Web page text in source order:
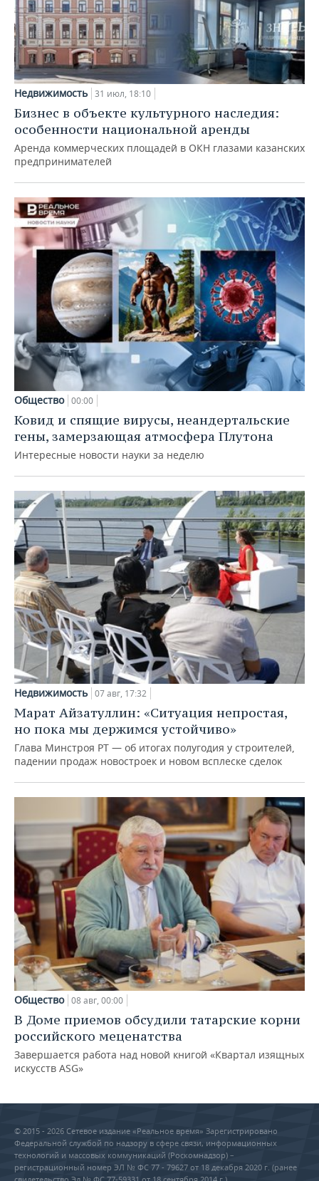
Недвижимость 31 июл, 18:10
Бизнес в объекте культурного наследия:
особенности национальной аренды
Аренда коммерческих площадей в ОКН глазами казанских
предпринимателей
Общество 00:00
Ковид и спящие вирусы, неандертальские
гены, замерзающая атмосфера Плутона
Интересные новости науки за неделю
Недвижимость 07 авг, 17:32
Марат Айзатуллин: «Ситуация непростая,
но пока мы держимся устойчиво»
Глава Минстроя РТ — об итогах полугодия у строителей,
падении продаж новостроек и новом всплеске сделок
Общество 08 авг, 00:00
В Доме приемов обсудили татарские корни
российского меценатства
Завершается работа над новой книгой «Квартал изящных
искусств ASG»
© 2015 - 2026 Сетевое издание «Реальное время» Зарегистрировано
Федеральной службой по надзору в сфере связи, информационных
технологий и массовых коммуникаций (Роскомнадзор) –
регистрационный номер ЭЛ № ФС 77 - 79627 от 18 декабря 2020 г. (ранее